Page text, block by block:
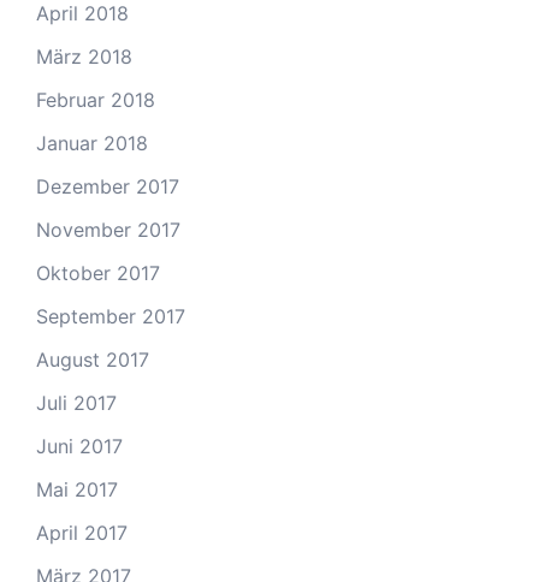
April 2018
März 2018
Februar 2018
Januar 2018
Dezember 2017
November 2017
Oktober 2017
September 2017
August 2017
Juli 2017
Juni 2017
Mai 2017
April 2017
März 2017